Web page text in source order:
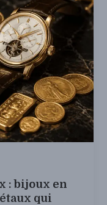
: bijoux en
qui